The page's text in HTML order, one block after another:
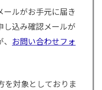
ルがお手元に届き
し込み確認メールが
お問い合わせフォ
対象としておりま